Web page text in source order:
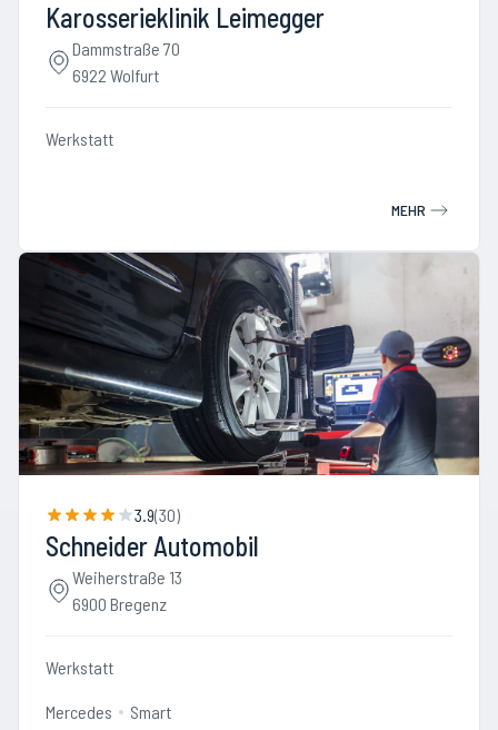
Karosserieklinik Leimegger
Dammstraße 70
6922 Wolfurt
Werkstatt
MEHR
3.9(30)
Schneider Automobil
Weiherstraße 13
6900 Bregenz
Werkstatt
Mercedes Smart